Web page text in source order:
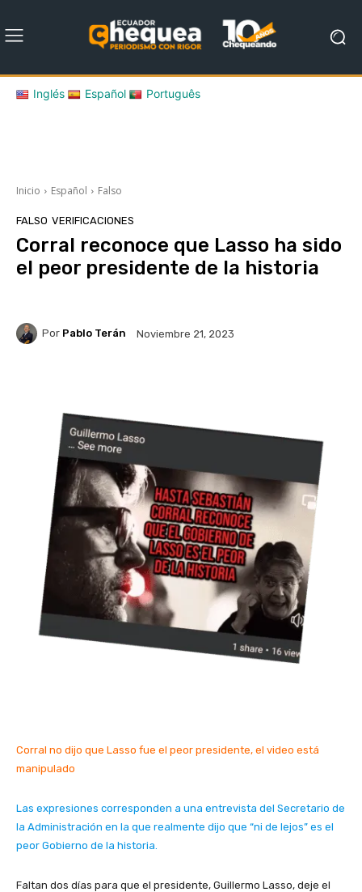
Inglés Español Português
Inicio Español Falso
FALSO VERIFICACIONES
Corral reconoce que Lasso ha sido
el peor presidente de la historia
Por Pablo Terán Noviembre 21, 2023
Corral no dijo que Lasso fue el peor presidente, el video está
manipulado
Las expresiones corresponden a una entrevista del Secretario de
la Administración en la que realmente dijo que “ni de lejos” es el
peor Gobierno de la historia.
Faltan dos días para que el presidente, Guillermo Lasso, deje el